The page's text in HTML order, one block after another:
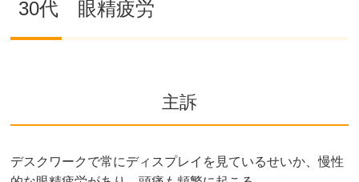
30代 眼精疲労
主訴
デスクワークで常にディスプレイを見ているせいか、慢性